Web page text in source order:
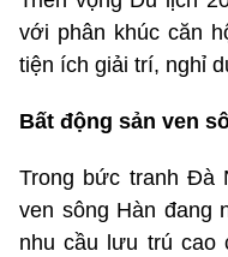
với phân khúc căn
tiện ích giải trí, nghỉ
Bất động sản ven
Trong bức tranh Đà
ven sông Hàn đang
nhu cầu lưu trú cao